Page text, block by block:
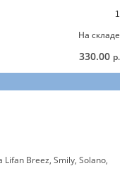
1
На складе
330.00 р.
Breez, Smily, Solano,